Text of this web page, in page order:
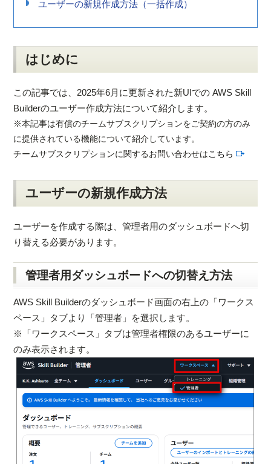
ユーザーの新規作成方法（一括作成）
はじめに
この記事では、2025年6月に更新された新UIでの AWS Skill
Builderのユーザー作成方法について紹介します。
※本記事は有償のチームサブスクリプションをご契約の方のみ
に提供されている機能について紹介しています。
チームサブスクリプションに関するお問い合わせはこちら
ユーザーの新規作成方法
ユーザーを作成する際は、管理者用のダッシュボードへ切
り替える必要があります。
管理者用ダッシュボードへの切替え方法
AWS Skill Builderのダッシュボード画面の右上の「ワークス
ペース」タブより「管理者」を選択します。
※「ワークスペース」タブは管理者権限のあるユーザーに
のみ表示されます。